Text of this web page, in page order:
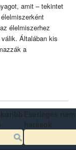
amit – tekintet
élelmiszerhez
Általában kis
a